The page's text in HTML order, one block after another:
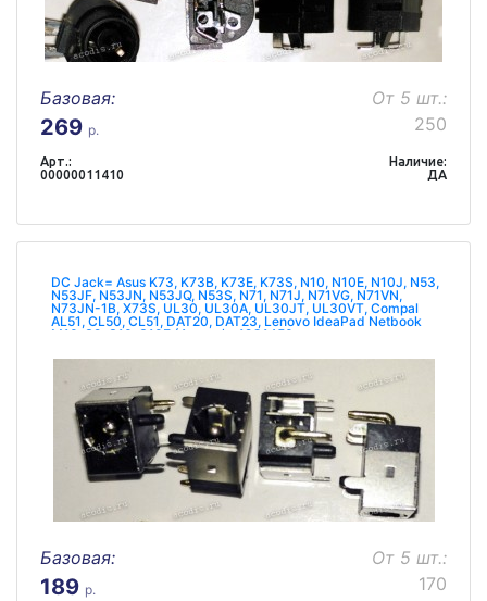
Базовая:
269 р.
От 5 шт.:
250
Арт.:
00000011410
Наличие:
ДА
DC Jack= Asus K73, K73B, K73E, K73S, N10, N10E, N10J, N53,
N53JF, N53JN, N53JQ, N53S, N71, N71J, N71VG, N71VN,
N73JN-1B, X73S, UL30, UL30A, UL30JT, UL30VT, Compal
AL51, CL50, CL51, DAT20, DAT23, Lenovo IdeaPad Netbook
M10, S9, S10, S10E (Asus p/n: 12G1450
Базовая:
189 р.
От 5 шт.:
170